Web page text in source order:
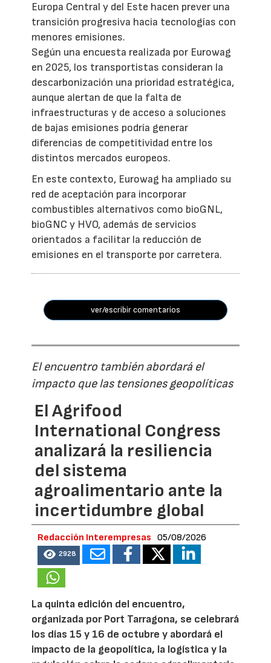
Europa Central y del Este hacen prever una
transición progresiva hacia tecnologías con
menores emisiones.
Según una encuesta realizada por Eurowag
en 2025, los transportistas consideran la
descarbonización una prioridad estratégica,
aunque alertan de que la falta de
infraestructuras y de acceso a soluciones
de bajas emisiones podría generar
diferencias de competitividad entre los
distintos mercados europeos.
En este contexto, Eurowag ha ampliado su
red de aceptación para incorporar
combustibles alternativos como bioGNL,
bioGNC y HVO, además de servicios
orientados a facilitar la reducción de
emisiones en el transporte por carretera.
ver/escribir comentarios
El encuentro también abordará el
impacto que las tensiones geopolíticas
El Agrifood
International Congress
analizará la resiliencia
del sistema
agroalimentario ante la
incertidumbre global
Redacción Interempresas 05/08/2026
2928
La quinta edición del encuentro,
organizada por Port Tarragona, se celebrará
los días 15 y 16 de octubre y abordará el
impacto de la geopolítica, la logística y la